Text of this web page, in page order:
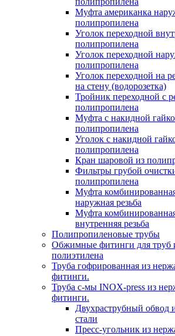
Муфта американка
полипропилена
Уголок переходной
полипропилена
Уголок переходной
полипропилена
Уголок переходной на
на стену (водорозетка)
Тройник переходной с
полипропилена
Муфта с накидной
полипропилена
Уголок с накидной
полипропилена
Кран шаровой из
Фильтры грубой
полипропилена
Муфта
наружная резьба
Муфта
внутренняя резьба
Полипропиленовые трубы
Обжимные фитинги для труб
полиэтилена
Труба гофрированная из
фитинги.
Труба с-мы INOX-press из
фитинги.
Двухраструбный обвод
стали
Пресс-угольник из